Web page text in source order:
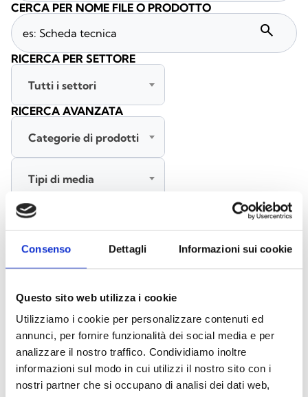
Consenso Dettagli Informazioni sui cookie
Questo sito web utilizza i cookie
Utilizziamo i cookie per personalizzare contenuti ed
annunci, per fornire funzionalità dei social media e per
analizzare il nostro traffico. Condividiamo inoltre
informazioni sul modo in cui utilizzi il nostro sito con i
nostri partner che si occupano di analisi dei dati web,
Documenti
Seleziona tutti
Accedi, prima di scaricare i contenuti con icona
lock
CERCA PER NOME FILE O PRODOTTO
search
RICERCA PER SETTORE
Tutti i settori
RICERCA AVANZATA
Categorie di prodotti
Tipi di media
Tutte le lingue
CERCA